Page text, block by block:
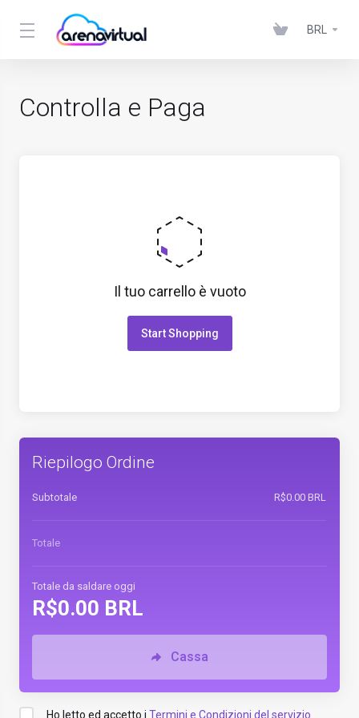
BRL
Controlla e Paga
Il tuo carrello è vuoto
Start Shopping
Riepilogo Ordine
Subtotale R$0.00 BRL
Totale
Totale da saldare oggi
R$0.00 BRL
Cassa
Ho letto ed accetto i Termini e Condizioni del servizio